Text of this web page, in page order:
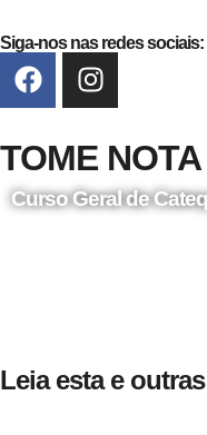
Siga-nos nas redes sociais:
TOME NOTA
Curso Geral de
Leia esta e